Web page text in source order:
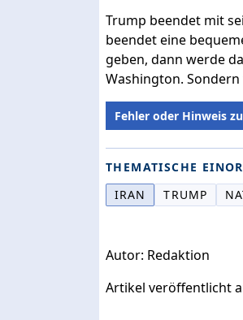
Trump beendet mit
beendet eine
geben, dann werde
Washington. Sondern
Fehler oder Hinweis
THEMATISCHE
IRAN
TRUMP
Autor: Redaktion
Artikel veröffentlicht